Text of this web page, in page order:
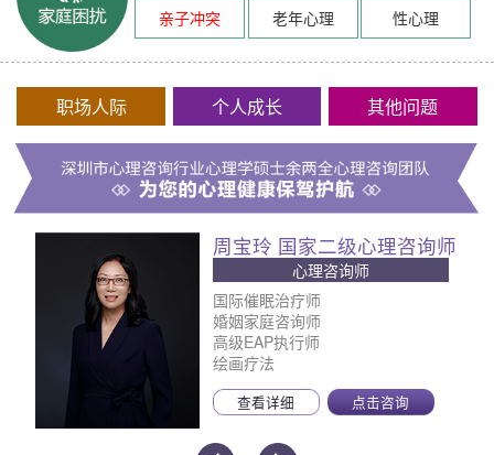
亲子冲突
老年心理 性心理
职场人际 个人成长 其他问题
周宝玲 国家二级心理咨询师
心理咨询师
国际催眠治疗师
婚姻家庭咨询师
高级EAP执行师
绘画疗法
查看详细 点击咨询